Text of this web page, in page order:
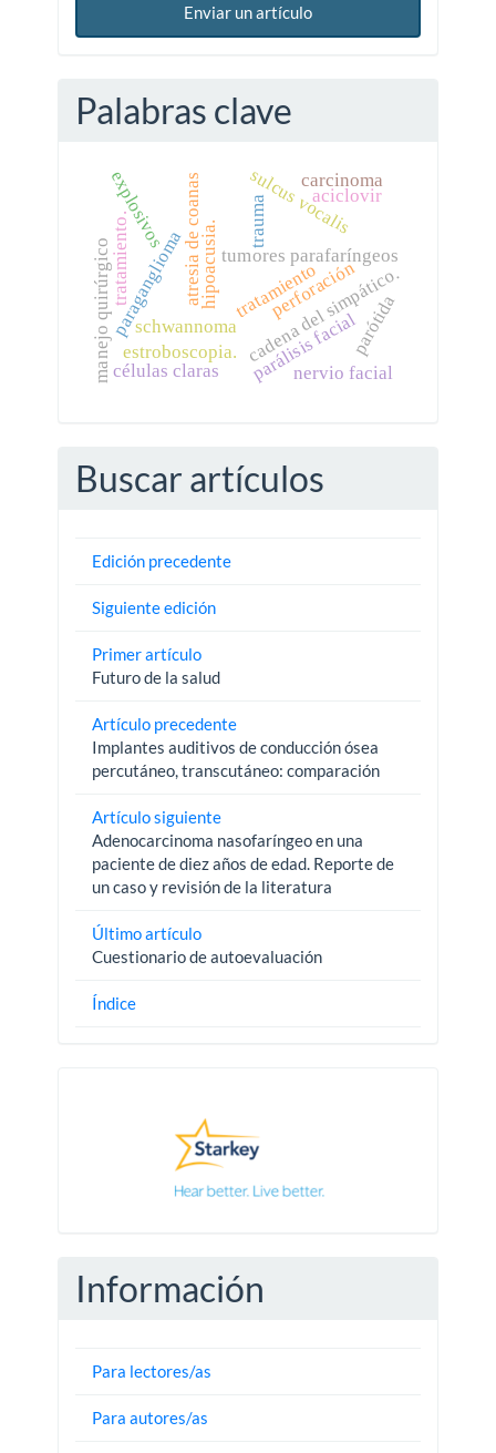
Enviar un artículo
Palabras clave
schwannoma
paraganglioma tumores parafaríngeos
cadena del simpático.
atresia de coanas
manejo quirúrgico perforación
trauma
explosivos
hipoacusia.
sulcus vocalis
estroboscopia. parálisis facial
tratamiento
aciclovir
carcinoma
células claras
parótida
nervio facial
tratamiento.
Buscar artículos
Edición precedente
Siguiente edición
Primer artículo
Futuro de la salud
Artículo precedente
Implantes auditivos de conducción ósea
percutáneo, transcutáneo: comparación
Artículo siguiente
Adenocarcinoma nasofaríngeo en una
paciente de diez años de edad. Reporte de
un caso y revisión de la literatura
Último artículo
Cuestionario de autoevaluación
Índice
Información
Para lectores/as
Para autores/as